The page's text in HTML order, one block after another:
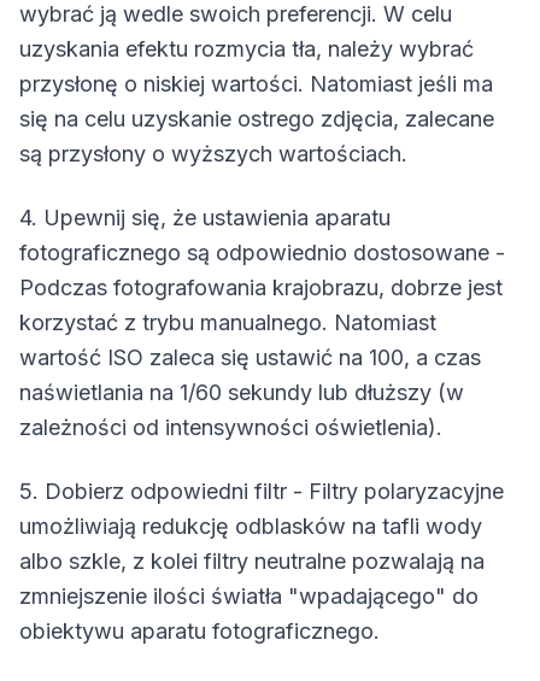
wybrać ją wedle swoich preferencji. W celu
uzyskania efektu rozmycia tła, należy wybrać
przysłonę o niskiej wartości. Natomiast jeśli ma
się na celu uzyskanie ostrego zdjęcia, zalecane
są przysłony o wyższych wartościach.
4. Upewnij się, że ustawienia aparatu
fotograficznego są odpowiednio dostosowane -
Podczas fotografowania krajobrazu, dobrze jest
korzystać z trybu manualnego. Natomiast
wartość ISO zaleca się ustawić na 100, a czas
naświetlania na 1/60 sekundy lub dłuższy (w
zależności od intensywności oświetlenia).
5. Dobierz odpowiedni filtr - Filtry polaryzacyjne
umożliwiają redukcję odblasków na tafli wody
albo szkle, z kolei filtry neutralne pozwalają na
zmniejszenie ilości światła "wpadającego" do
obiektywu aparatu fotograficznego.